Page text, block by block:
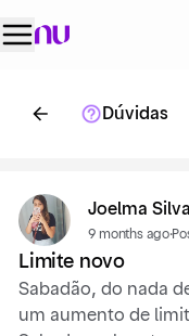
Dúvidas
Joelma Silva
9 months ago·
Limite novo
Sabadão, do nada
um aumento de